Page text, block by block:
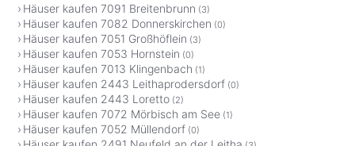
Häuser kaufen 7091 Breitenbrunn (3)
Häuser kaufen 7082 Donnerskirchen (0)
Häuser kaufen 7051 Großhöflein (3)
Häuser kaufen 7053 Hornstein (0)
Häuser kaufen 7013 Klingenbach (1)
Häuser kaufen 2443 Leithaprodersdorf (0)
Häuser kaufen 2443 Loretto (2)
Häuser kaufen 7072 Mörbisch am See (1)
Häuser kaufen 7052 Müllendorf (0)